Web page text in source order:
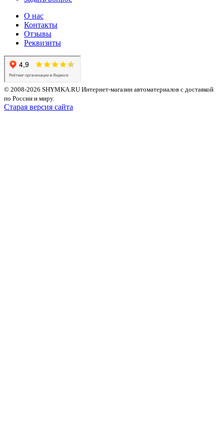
О нас
Контакты
Отзывы
Реквизиты
© 2008-2026 SHYMKA.RU Интернет-магазин автоматериалов с доставкой
по России и миру.
Старая версия сайта